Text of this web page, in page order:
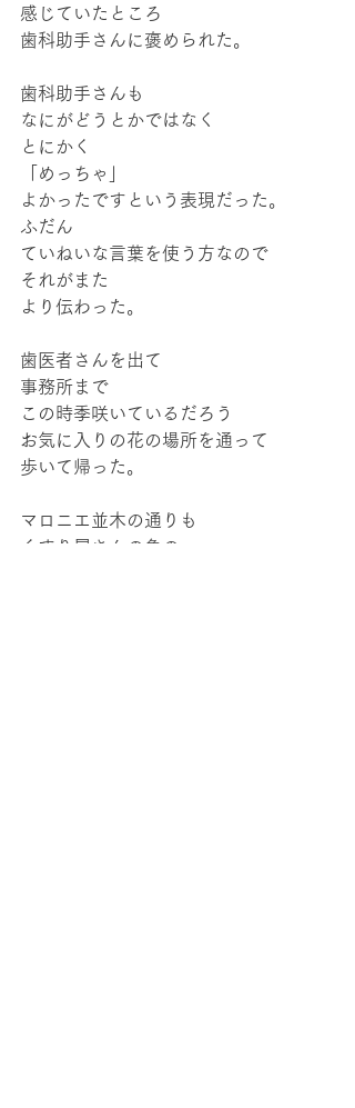
感じていたところ
歯科助手さんに褒められた。
歯科助手さんも
なにがどうとかではなく
とにかく
「めっちゃ」
よかったですという表現だった。
ふだん
ていねいな言葉を使う方なので
それがまた
より伝わった。
歯医者さんを出て
事務所まで
この時季咲いているだろう
お気に入りの花の場所を通って
歩いて帰った。
マロニエ並木の通りも
くすり屋さんの角の